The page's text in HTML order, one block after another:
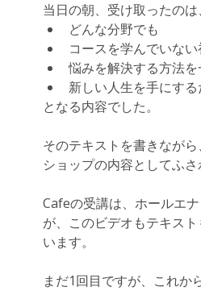
当日の朝、受け取ったのは、
どんな分野でも
コースを学んでいな
悩みを解決する方法
新しい人生を手にす
となる内容でした。
そのテキストを書きなが
ショップの内容としてふ
Cafeの受講は、ホールエ
が、このビデオもテキス
います。
まだ1回目ですが、これか